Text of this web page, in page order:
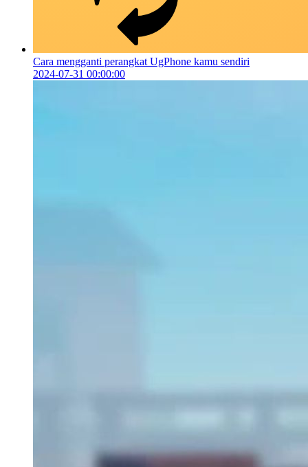
Cara mengganti perangkat UgPhone kamu sendiri
2024-07-31 00:00:00